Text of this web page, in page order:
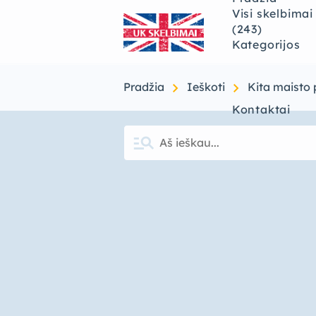
Visi skelbimai
(243)
Kategorijos
Kontaktai
Pradžia chevron_right Ieškoti chevron_right Kita maisto
manage_search